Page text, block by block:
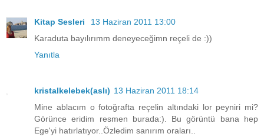
Kitap Sesleri
13 Haziran 2011 13:00
Karaduta bayılırımm deneyeceğimn reçeli de :))
Yanıtla
kristalkelebek(aslı) 13 Haziran 2011 18:14
Mine ablacım o fotoğrafta reçelin altındaki lor peyniri mi?
Görünce eridim resmen burada:). Bu görüntü bana hep
Ege'yi hatırlatıyor..Özledim sanırım oraları..